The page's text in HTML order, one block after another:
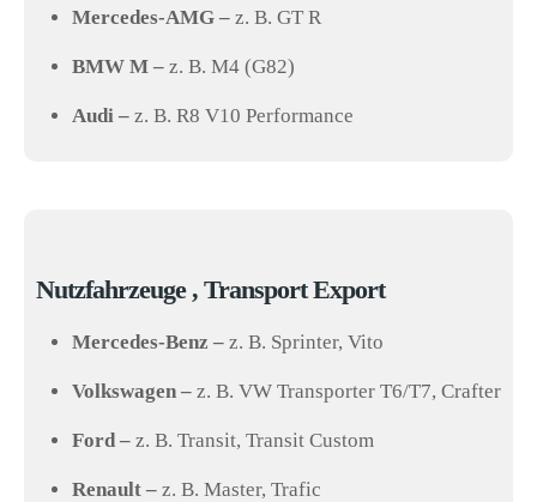
Mercedes-AMG – z. B. GT R
BMW M – z. B. M4 (G82)
Audi – z. B. R8 V10 Performance
Nutzfahrzeuge , Transport Export
Mercedes-Benz – z. B. Sprinter, Vito
Volkswagen – z. B. VW Transporter T6/T7, Crafter
Ford – z. B. Transit, Transit Custom
Renault – z. B. Master, Trafic